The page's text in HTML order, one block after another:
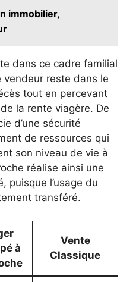
immobilier,
dans ce cadre familial
vendeur reste dans le
tout en percevant
la rente viagère. De
d’une sécurité
de ressources qui
son niveau de vie à
réalise ainsi une
puisque l’usage du
transféré.
à
Vente
Classique